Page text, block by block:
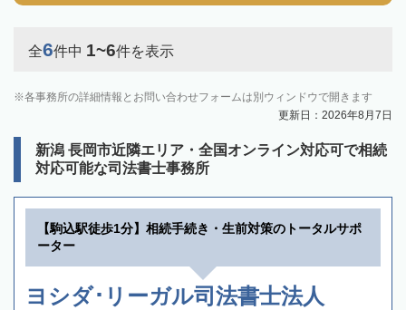
全6件中 1~6件を表示
各事務所の詳細情報とお問い合わせフォームは別ウィンドウで開きます
更新日：2026年8月7日
新潟 長岡市近隣エリア・全国オンライン対応可で相続
対応可能な司法書士事務所
【駒込駅徒歩1分】相続手続き・生前対策のトータルサポ
ーター
ヨシダ･リーガル司法書士法人